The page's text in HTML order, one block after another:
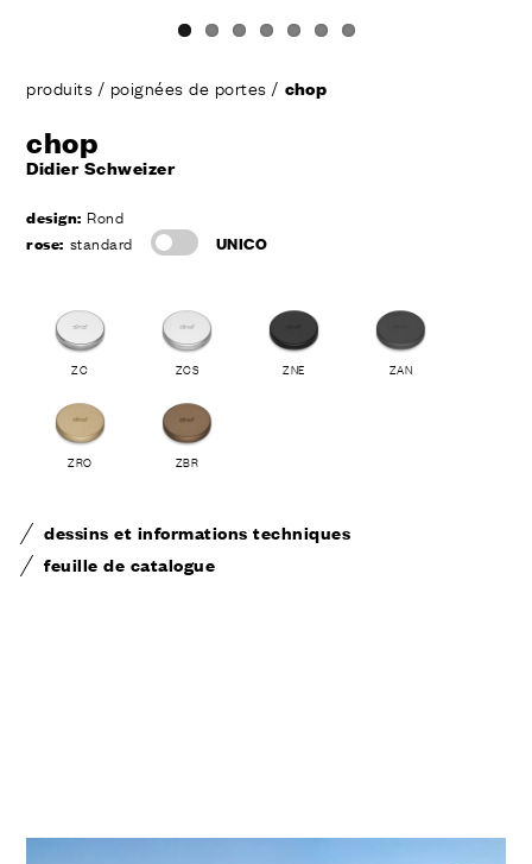
produits / poignées de portes / chop
chop
Didier Schweizer
design: Rond
rose: standard UNICO
ZC ZCS ZNE ZAN
ZRO ZBR
dessins et informations techniques
feuille de catalogue